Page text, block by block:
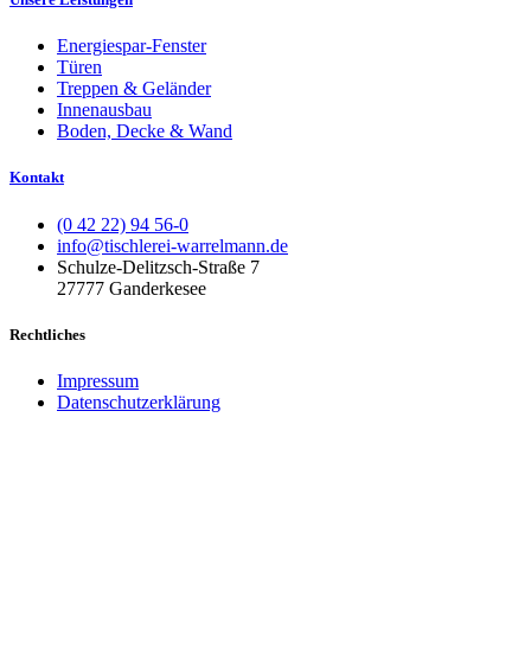
Energiespar-Fenster
Türen
Treppen & Geländer
Innenausbau
Boden, Decke & Wand
Kontakt
(0 42 22) 94 56-0
info@tischlerei-warrelmann.de
Schulze-Delitzsch-Straße 7
27777 Ganderkesee
Rechtliches
Impressum
Datenschutzerklärung